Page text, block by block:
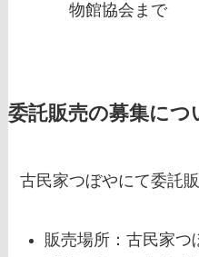
物館協会まで
委託販売の募集につ
古民家つぼやにて委託
販売場所：古民家つ